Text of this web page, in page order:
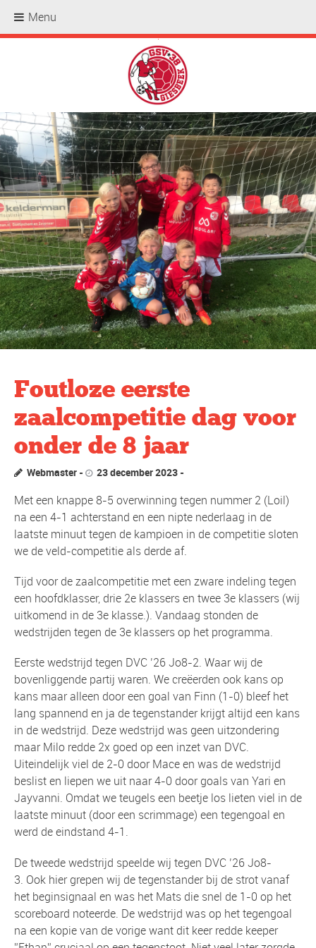
.
Foutloze eerste
zaalcompetitie dag voor
onder de 8 jaar
Webmaster 23 december 2023
Met een knappe 8-5 overwinning tegen nummer 2 (Loil)
na een 4-1 achterstand en een nipte nederlaag in de
laatste minuut tegen de kampioen in de competitie sloten
we de veld-competitie als derde af.
Tijd voor de zaalcompetitie met een zware indeling tegen
een hoofdklasser, drie 2e klassers en twee 3e klassers (wij
uitkomend in de 3e klasse.). Vandaag stonden de
wedstrijden tegen de 3e klassers op het programma.
Eerste wedstrijd tegen DVC ’26 Jo8-2. Waar wij de
bovenliggende partij waren. We creëerden ook kans op
kans maar alleen door een goal van Finn (1-0) bleef het
lang spannend en ja de tegenstander krijgt altijd een kans
in de wedstrijd. Deze wedstrijd was geen uitzondering
maar Milo redde 2x goed op een inzet van DVC.
Uiteindelijk viel de 2-0 door Mace en was de wedstrijd
beslist en liepen we uit naar 4-0 door goals van Yari en
Jayvanni. Omdat we teugels een beetje los lieten viel in de
laatste minuut (door een scrimmage) een tegengoal en
werd de eindstand 4-1.
De tweede wedstrijd speelde wij tegen DVC ’26 Jo8-
3. Ook hier grepen wij de tegenstander bij de strot vanaf
het beginsignaal en was het Mats die snel de 1-0 op het
scoreboard noteerde. De wedstrijd was op het tegengoal
na een kopie van de vorige want dit keer redde keeper
Menu